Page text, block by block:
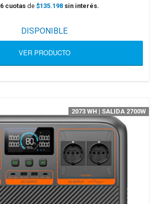
6 cuotasde $135.198 sin interés.
DISPONIBLE
VER PRODUCTO
2073 WH | SALIDA 2700W